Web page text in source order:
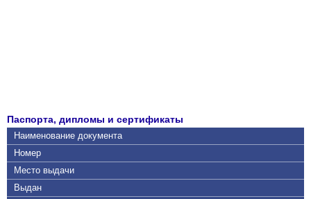
Паспорта, дипломы и сертификаты
Наименование документа
Номер
Место выдачи
Выдан